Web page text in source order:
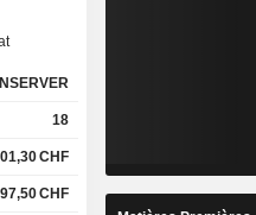
18
CHF
CHF